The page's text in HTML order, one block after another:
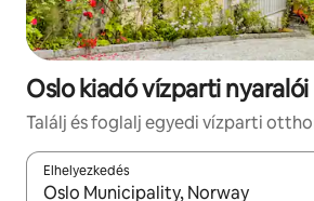
Oslo kiadó vízparti nyaralói
Találj és foglalj egyedi vízparti
Elhelyezkedés
Az eredmények között a felfelé és a